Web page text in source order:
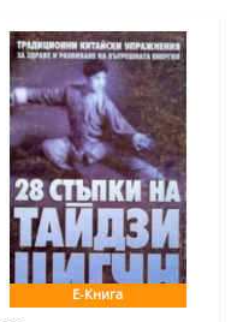
Е-Книга